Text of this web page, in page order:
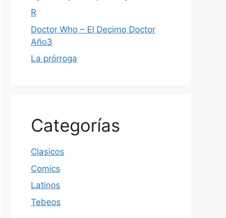
R
Doctor Who – El Decimo Doctor
Año3
La prórroga
Categorías
Clasicos
Comics
Latinos
Tebeos